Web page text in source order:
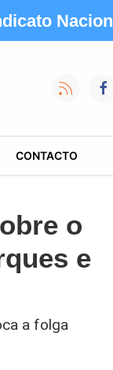
CONTACTO
o
e
a folga